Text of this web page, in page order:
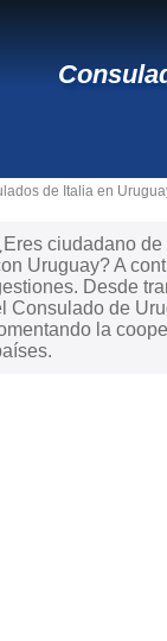
de Italia en
ciudadano
Uruguay? A
Desde
Consulado de
la